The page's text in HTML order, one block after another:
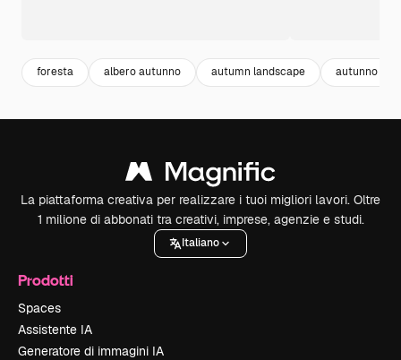
foresta albero autunno autumn landscape autunno
La piattaforma creativa per realizzare i tuoi migliori lavori. Oltre
1 milione di abbonati tra creativi, imprese, agenzie e studi.
Italiano
Prodotti
Spaces
Assistente IA
Generatore di immagini IA